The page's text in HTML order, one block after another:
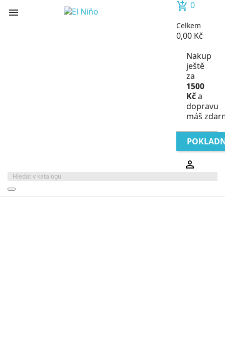

add_shopping_cart 0
Celkem
0,00 Kč
Nakup
ještě
za
1500
Kča
dopravu
máš
